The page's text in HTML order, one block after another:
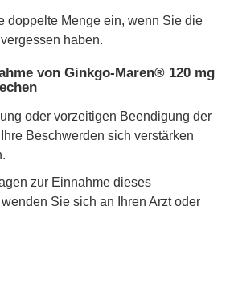
doppelte Menge ein, wenn Sie die
haben.
von Ginkgo-Maren® 120 mg
oder vorzeitigen Beendigung der
Beschwerden sich verstärken
zur Einnahme dieses
Sie sich an Ihren Arzt oder